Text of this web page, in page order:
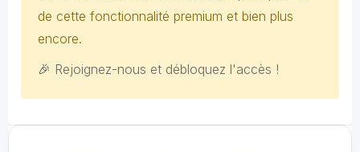
de cette fonctionnalité premium et bien plus
encore.
🎉 Rejoignez-nous et débloquez l'accès !